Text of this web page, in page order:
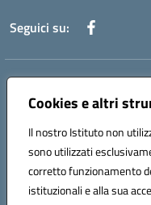
Cookies e altri
Il nostro Istituto non
sono utilizzati
corretto funzionamento
istituzionali e alla sua
Seguici su:
Indirizzo:
Centralino:+39 0965 78 12
Codice fiscale: 92034530805
Codice meccanografico:
Codice Indice delle